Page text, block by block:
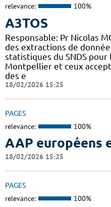
relevance: 100%
A3TOS
Responsable: Pr Nicolas
des extractions de
statistiques du SNDS pour
Montpellier et ceux
des e
18/02/2026 15:25
PAGES
relevance: 100%
AAP européens
18/02/2026 15:25
PAGES
relevance: 100%